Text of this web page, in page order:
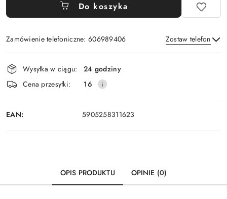
Do koszyka
Zamówienie telefoniczne: 606989406 Zostaw telefon
Wyślij
Dostępność
i
dostawa
Wysyłka w ciągu:
24 godziny
Cena przesyłki:
16
EAN: 5905258311623
OPIS PRODUKTU OPINIE (0)